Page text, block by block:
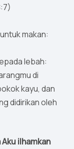
makan:
lebah:
di
kayu, dan
didirikan oleh
ilhamkan